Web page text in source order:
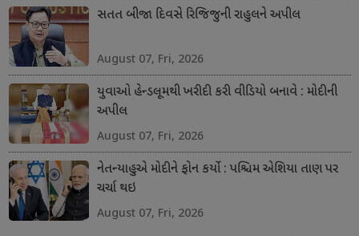
સતત બીજા દિવસે રિજિજુની રાહુલને અપીલ
August 07, Fri, 2026
યુવાઓ હેન્ડલૂમથી ખરીદી કરી વીડિયો બનાવે : મોદીની
અપીલ
August 07, Fri, 2026
નેતન્યાહુએ મોદીને ફોન કર્યો : પશ્ચિમ એશિયા તાણ પર
ચર્ચા થઇ
August 07, Fri, 2026